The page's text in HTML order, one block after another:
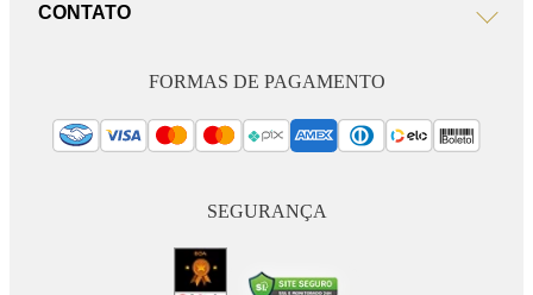
CONTATO
FORMAS DE PAGAMENTO
SEGURANÇA